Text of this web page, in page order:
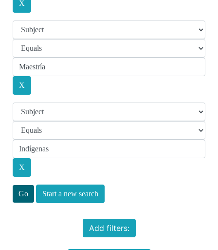
Start a new search
Add filters: